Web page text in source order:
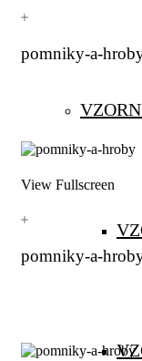
pomniky-a-
View Fullscreen
pomniky-a-